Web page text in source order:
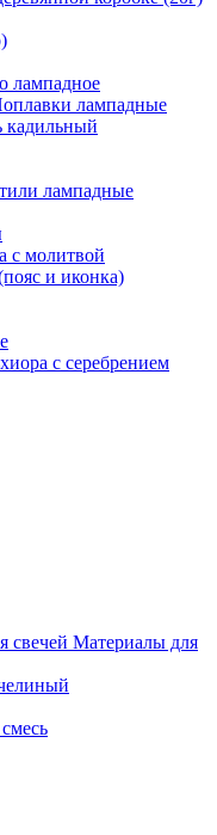
лампадное
лампадные
кадильный
лампадные
с молитвой
и иконка)
с серебрением
Материалы для